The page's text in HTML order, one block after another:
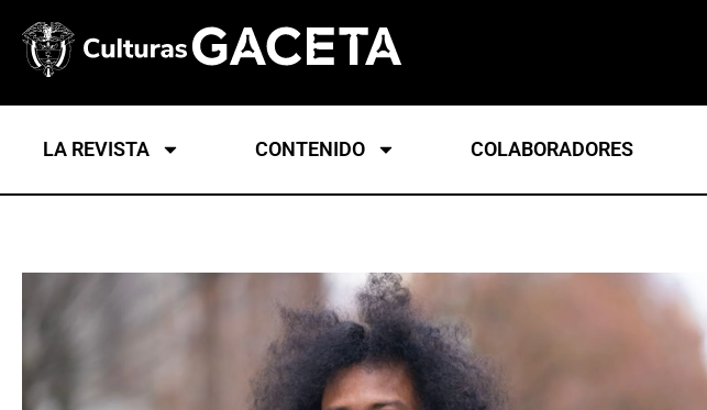
LA REVISTA CONTENIDO COLABORADORES